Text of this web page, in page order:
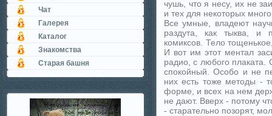
Чат
Галерея
Каталог
Знакомства
Старая башня
чушь, что я несу, их не
и тех для некоторых
Все умные, владеют
раздута, как тыква, и
комиксов. Тело
И вот им этот ментал
радио, с любого плаката.
спокойный. Особо и не
них есть тоже методы -
форме, и всех на нем
не дают. Вверх - потому
- старательно позорят,